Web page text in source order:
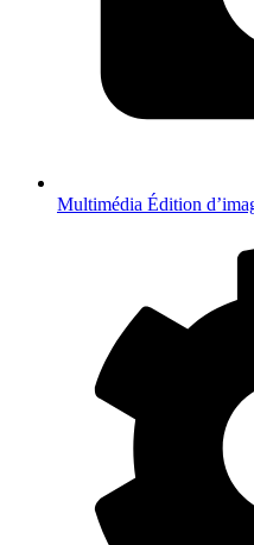
Multimédia Édition